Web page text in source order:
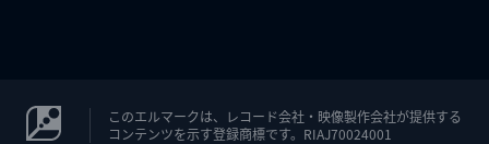
このエルマークは、レコード会社・映像製作会社が提供する
コンテンツを示す登録商標です。RIAJ70024001